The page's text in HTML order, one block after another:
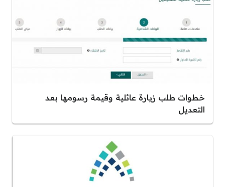
خطوات طلب زيارة عائلية وقيمة رسومها بعد
التعديل